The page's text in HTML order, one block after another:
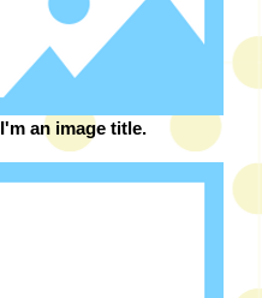
I'm an image title.